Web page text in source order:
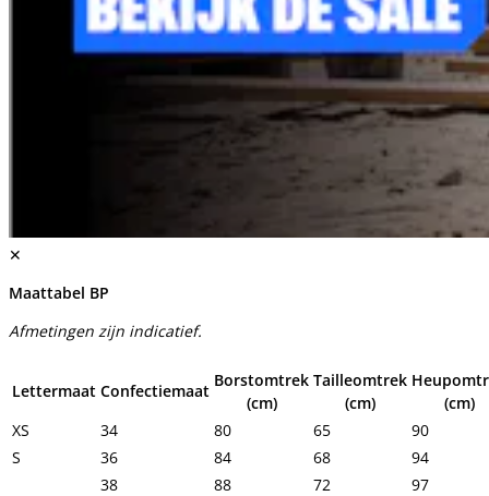
✕
Maattabel BP
Afmetingen zijn indicatief.
Lettermaat Confectiemaat
Borstomtrek
(cm)
Tailleomtrek
(cm)
(cm)
XS
34 80 65
90
S
36 84 68
94
38
88 72
97